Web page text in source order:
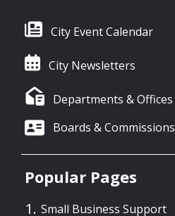
City Event Calendar
City Newsletters
Departments & Offices
Boards & Commissions
Popular Pages
Small Business Support